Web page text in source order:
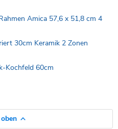
Amica 57,6 x 51,8 cm 4
30cm Keramik 2 Zonen
Kochfeld 60cm